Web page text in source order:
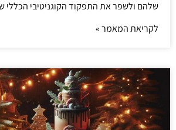
שלהם ולשפר את התפקוד הקוגניטיבי הכללי
לקריאת המאמר »